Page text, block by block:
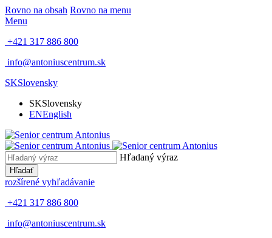
Rovno na obsah Rovno na menu
Menu
+421 317 886 800
info@antoniuscentrum.sk
SKSlovensky
SKSlovensky
ENEnglish
Hľadaný výraz
Hľadať
rozšírené vyhľadávanie
+421 317 886 800
info@antoniuscentrum.sk